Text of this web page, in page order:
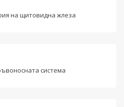
на щитовидна жлеза
система